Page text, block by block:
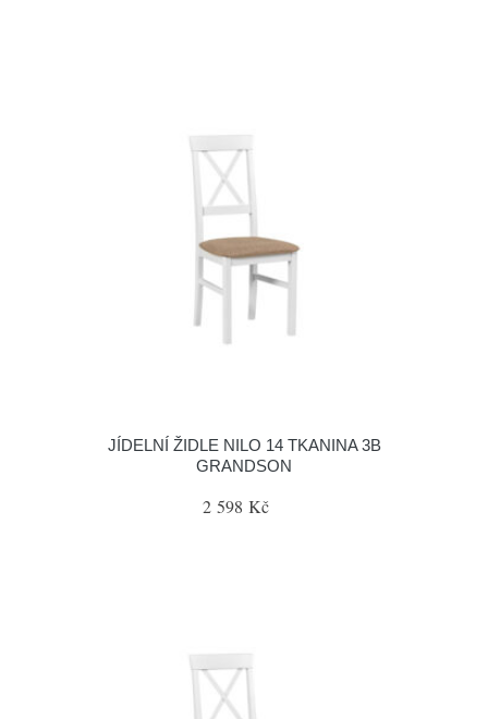
JÍDELNÍ ŽIDLE NILO 14 TKANINA 3B
GRANDSON
2 598 Kč